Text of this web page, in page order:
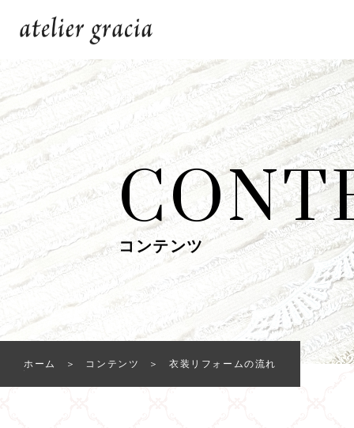
コンテンツ
ホーム コンテンツ 衣装リフォームの流れ